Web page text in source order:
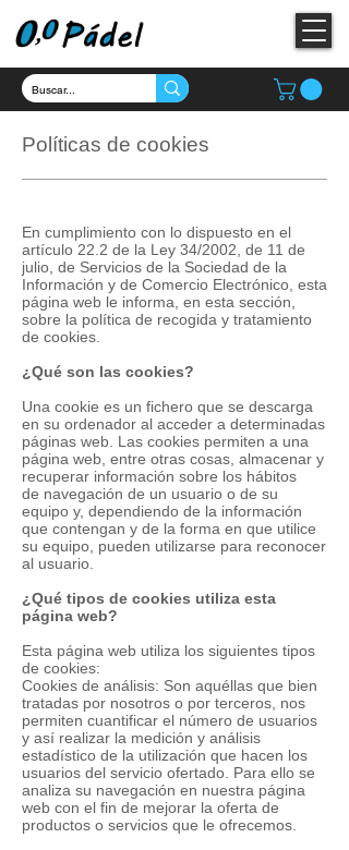
Políticas de cookies
En cumplimiento con lo dispuesto en el
artículo 22.2 de la Ley 34/2002, de 11 de
julio, de Servicios de la Sociedad de la
Información y de Comercio Electrónico, esta
página web le informa, en esta sección,
sobre la política de recogida y tratamiento
de cookies.
¿Qué son las cookies?
Una cookie es un fichero que se descarga
en su ordenador al acceder a determinadas
páginas web. Las cookies permiten a una
página web, entre otras cosas, almacenar y
recuperar información sobre los hábitos
de navegación de un usuario o de su
equipo y, dependiendo de la información
que contengan y de la forma en que utilice
su equipo, pueden utilizarse para reconocer
al usuario.
¿Qué tipos de cookies utiliza esta
página web?
Esta página web utiliza los siguientes tipos
de cookies:
Cookies de análisis: Son aquéllas que bien
tratadas por nosotros o por terceros, nos
permiten cuantificar el número de usuarios
y así realizar la medición y análisis
estadístico de la utilización que hacen los
usuarios del servicio ofertado. Para ello se
analiza su navegación en nuestra página
web con el fin de mejorar la oferta de
productos o servicios que le ofrecemos.